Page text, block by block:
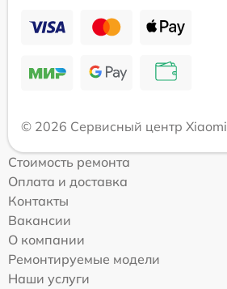
© 2026 Сервисный центр Xiaomi
Стоимость ремонта
Оплата и доставка
Контакты
Вакансии
О компании
Ремонтируемые модели
Наши услуги